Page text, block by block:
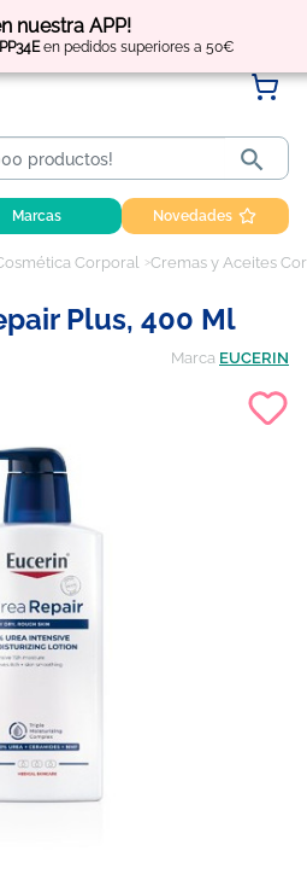
nuestra APP!
en pedidos superiores a 50€
puntos por tus compras

Marcas Novedades
Corporal Cremas y Aceites
Plus, 400 Ml
Marca EUCERIN